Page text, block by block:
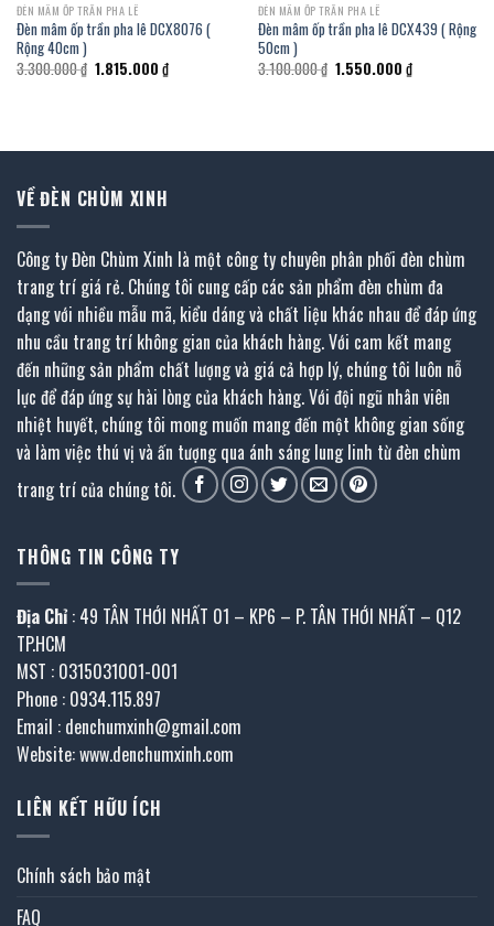
ĐÈN MÂM ỐP TRẦN PHA LÊ
Đèn mâm ốp trần pha lê DCX8076 (
Rộng 40cm )
3.300.000₫ Giá
gốc
1.815.000 ₫Giá
hiện
ĐÈN MÂM ỐP TRẦN PHA LÊ
Đèn mâm ốp trần pha lê DCX439 ( Rộng
50cm )
3.100.000₫ Giá
gốc
1.550.000 ₫Giá
hiện
VỀ ĐÈN CHÙM XINH
Công ty Đèn Chùm Xinh là một công ty chuyên phân phối đèn chùm
trang trí giá rẻ. Chúng tôi cung cấp các sản phẩm đèn chùm đa
dạng với nhiều mẫu mã, kiểu dáng và chất liệu khác nhau để đáp ứng
nhu cầu trang trí không gian của khách hàng. Với cam kết mang
đến những sản phẩm chất lượng và giá cả hợp lý, chúng tôi luôn nỗ
lực để đáp ứng sự hài lòng của khách hàng. Với đội ngũ nhân viên
nhiệt huyết, chúng tôi mong muốn mang đến một không gian sống
và làm việc thú vị và ấn tượng qua ánh sáng lung linh từ đèn chùm
trang trí của chúng tôi.
THÔNG TIN CÔNG TY
Địa Chỉ : 49 TÂN THỚI NHẤT 01 – KP6 – P. TÂN THỚI NHẤT – Q12
TP.HCM
MST : 0315031001-001
Phone : 0934.115.897
Email : denchumxinh@gmail.com
Website: www.denchumxinh.com
LIÊN KẾT HỮU ÍCH
Chính sách bảo mật
FAQ